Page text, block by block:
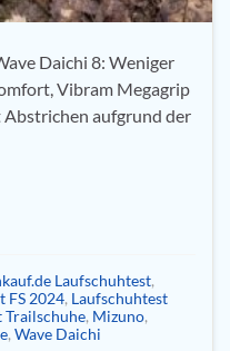
Daichi 8: Weniger
Vibram Megagrip
aufgrund der
Laufschuhtest,
FS 2024, Laufschuhtest
Trailschuhe, Mizuno,
, Wave Daichi